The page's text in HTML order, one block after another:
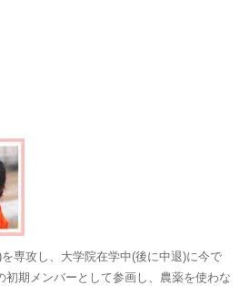
専攻し、大学院在学中(後に中退)に今で
初期メンバーとして参画し、農薬を使わな